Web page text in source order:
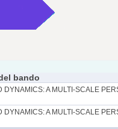
bando
A MULTI-SCALE
A MULTI-SCALE